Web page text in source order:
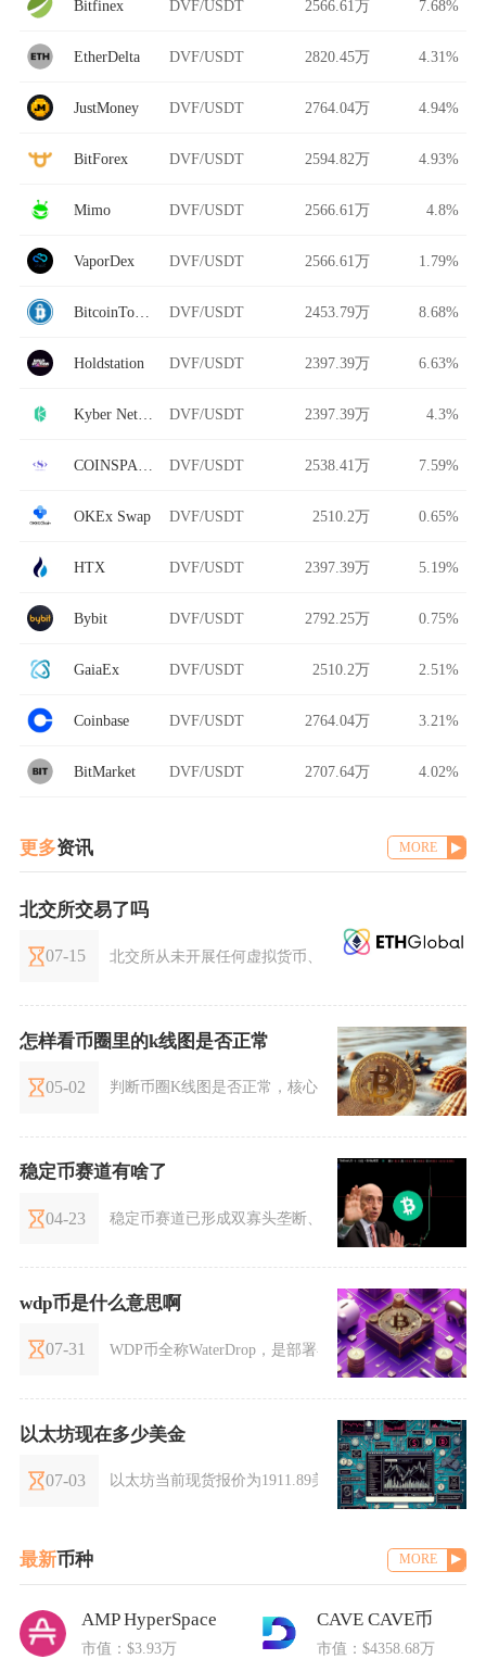
Bitfinex DVF/USDT 2566.61万 7.68%
EtherDelta DVF/USDT 2820.45万 4.31%
JustMoney DVF/USDT 2764.04万 4.94%
BitForex DVF/USDT 2594.82万 4.93%
Mimo DVF/USDT 2566.61万 4.8%
VaporDex DVF/USDT 2566.61万 1.79%
DVF/USDT 2453.79万 8.68%
Holdstation DVF/USDT 2397.39万 6.63%
DVF/USDT 2397.39万 4.3%
DVF/USDT 2538.41万 7.59%
OKEx Swap DVF/USDT 2510.2万 0.65%
HTX DVF/USDT 2397.39万 5.19%
Bybit DVF/USDT 2792.25万 0.75%
GaiaEx DVF/USDT 2510.2万 2.51%
Coinbase DVF/USDT 2764.04万 3.21%
BitMarket DVF/USDT 2707.64万 4.02%
更多资讯 MORE
北交所交易了吗
07-15 北交所从未开展任何虚拟货币、加密货币相关交易业务
怎样看币圈里的k线图是否正常
05-02 判断币圈K线图是否正常，核心是看价格走势、成交量
稳定币赛道有啥了
04-23 稳定币赛道已形成双寡头垄断、合规化加速、去中心化
wdp币是什么意思啊
07-31 WDP币全称WaterDrop，是部署在以太坊主网的ERC20
以太坊现在多少美金
07-03 以太坊当前现货报价为1911.89美元，主流现货交易所报
最新币种 MORE
AMP HyperSpace
市值：$3.93万
CAVE CAVE币
市值：$4358.68万